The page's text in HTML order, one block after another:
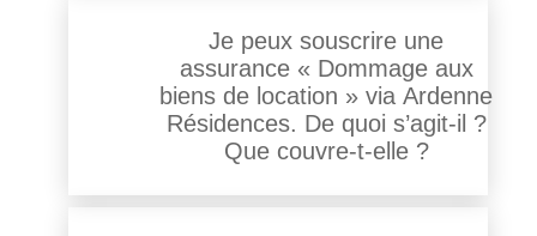
Je peux souscrire une
assurance « Dommage aux
biens de location » via Ardenne
Résidences. De quoi s’agit-il ?
Que couvre-t-elle ?